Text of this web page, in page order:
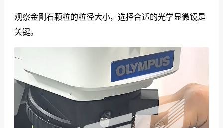
观察金刚石颗粒的粒径大小，选择合适的光学显微镜是
关键。